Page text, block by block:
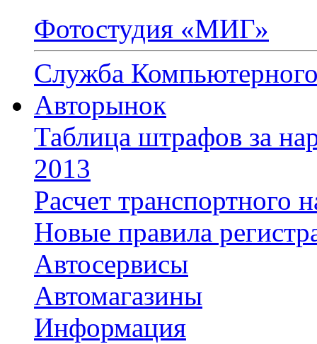
Фотостудия «МИГ»
Служба
Авторынок
Таблица штрафов за
2013
Расчет транспортного
Новые правила
Автосервисы
Автомагазины
Информация